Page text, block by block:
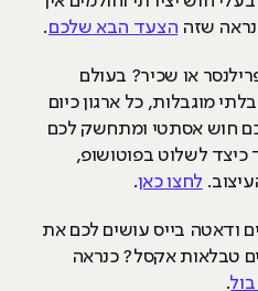
שזה הצעד הבא שלכם.
או שכיר? בעולם
מוגבלות, כל ארגון כיום
חוש אסתטי ומתחשק לכם
כיצד לשלוט בפוטושופ,
לחצו כאן.
ודאטה בייס עושים לכם את
טבלאות אקסל? כנראה
.